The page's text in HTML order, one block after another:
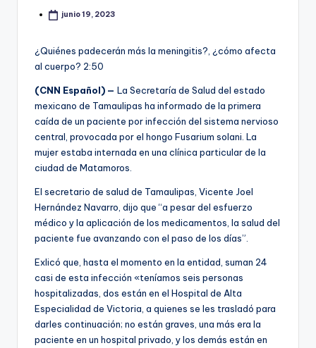
junio 19, 2023
¿Quiénes padecerán más la meningitis?, ¿cómo afecta
al cuerpo? 2:50
(CNN Español) — La Secretaría de Salud del estado
mexicano de Tamaulipas ha informado de la primera
caída de un paciente por infección del sistema nervioso
central, provocada por el hongo Fusarium solani. La
mujer estaba internada en una clínica particular de la
ciudad de Matamoros.
El secretario de salud de Tamaulipas, Vicente Joel
Hernández Navarro, dijo que “a pesar del esfuerzo
médico y la aplicación de los medicamentos, la salud del
paciente fue avanzando con el paso de los días”.
Exlicó que, hasta el momento en la entidad, suman 24
casi de esta infección «teníamos seis personas
hospitalizadas, dos están en el Hospital de Alta
Especialidad de Victoria, a quienes se les trasladó para
darles continuación; no están graves, una más era la
paciente en un hospital privado, y los demás están en